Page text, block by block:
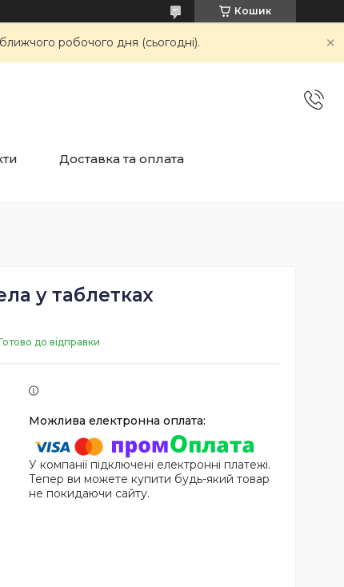
Кошик
робочого дня (сьогодні).
Доставка та оплата
у таблетках
до відправки
У компанії підключені електронні платежі.
Тепер ви можете купити будь-який товар
не покидаючи сайту.